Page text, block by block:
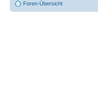
Foren-Übersicht